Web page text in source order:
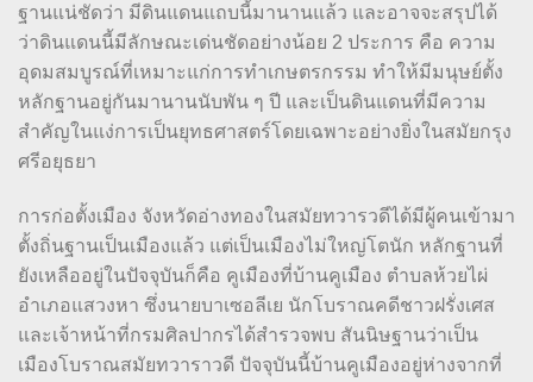
ฐานแน่ชัดว่า มีดินแดนแถบนี้มานานแล้ว และอาจจะสรุปได้
ว่าดินแดนนี้มีลักษณะเด่นชัดอย่างน้อย 2 ประการ คือ ความ
อุดมสมบูรณ์ที่เหมาะแก่การทำเกษตรกรรม ทำให้มีมนุษย์ตั้ง
หลักฐานอยู่กันมานานนับพัน ๆ ปี และเป็นดินแดนที่มีความ
สำคัญในแง่การเป็นยุทธศาสตร์โดยเฉพาะอย่างยิ่งในสมัยกรุง
ศรีอยุธยา
การก่อตั้งเมือง จังหวัดอ่างทองในสมัยทวารวดีได้มีผู้คนเข้ามา
ตั้งถิ่นฐานเป็นเมืองแล้ว แต่เป็นเมืองไม่ใหญ่โตนัก หลักฐานที่
ยังเหลืออยู่ในปัจจุบันก็คือ คูเมืองที่บ้านคูเมือง ตำบลห้วยไผ่
อำเภอแสวงหา ซึ่งนายบาเซอลีเย นักโบราณคดีชาวฝรั่งเศส
และเจ้าหน้าที่กรมศิลปากรได้สำรวจพบ สันนิษฐานว่าเป็น
เมืองโบราณสมัยทวาราวดี ปัจจุบันนี้บ้านคูเมืองอยู่ห่างจากที่